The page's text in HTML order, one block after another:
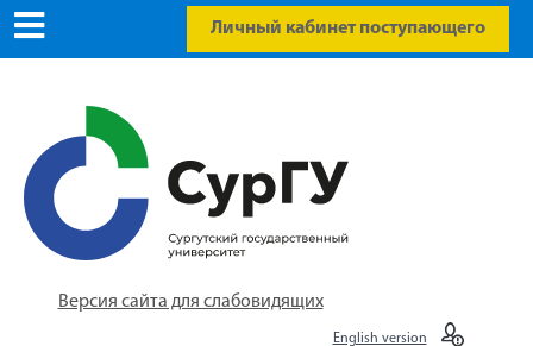
Личный кабинет поступающего
Версия сайта для слабовидящих
English version